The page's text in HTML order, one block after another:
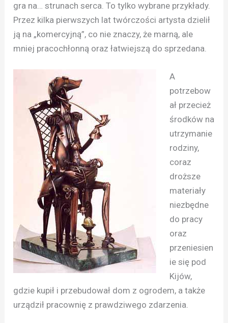
gra na… strunach serca. To tylko wybrane przykłady.
Przez kilka pierwszych lat twórczości artysta dzielił
ją na „komercyjną”, co nie znaczy, że marną, ale
mniej pracochłonną oraz łatwiejszą do sprzedana.
A
potrzebow
ał przecież
środków na
utrzymanie
rodziny,
coraz
droższe
materiały
niezbędne
do pracy
oraz
przeniesien
ie się pod
Kijów,
gdzie kupił i przebudował dom z ogrodem, a także
urządził pracownię z prawdziwego zdarzenia.